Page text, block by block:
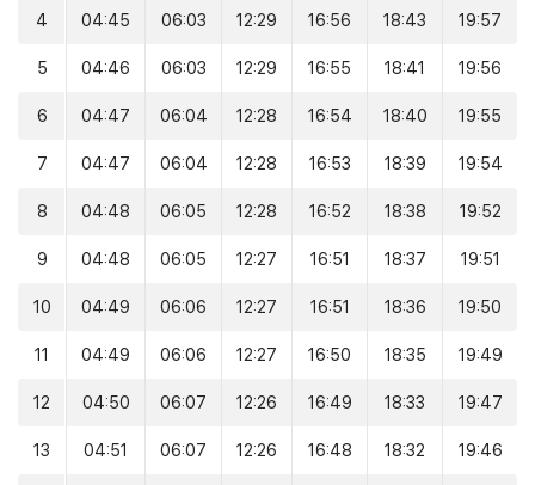
4 04:45 06:03 12:29 16:56 18:43 19:57
5 04:46 06:03 12:29 16:55 18:41 19:56
6 04:47 06:04 12:28 16:54 18:40 19:55
7 04:47 06:04 12:28 16:53 18:39 19:54
8 04:48 06:05 12:28 16:52 18:38 19:52
9 04:48 06:05 12:27 16:51 18:37 19:51
10 04:49 06:06 12:27 16:51 18:36 19:50
11 04:49 06:06 12:27 16:50 18:35 19:49
12 04:50 06:07 12:26 16:49 18:33 19:47
13 04:51 06:07 12:26 16:48 18:32 19:46